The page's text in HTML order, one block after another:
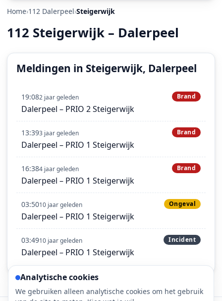
Home 112 Dalerpeel Steigerwijk
112 Steigerwijk – Dalerpeel
Meldingen in Steigerwijk, Dalerpeel
19:082 jaar geleden Brand
Dalerpeel – PRIO 2 Steigerwijk
13:393 jaar geleden Brand
Dalerpeel – PRIO 1 Steigerwijk
16:384 jaar geleden Brand
Dalerpeel – PRIO 1 Steigerwijk
03:5010 jaar geleden Ongeval
Dalerpeel – PRIO 1 Steigerwijk
03:4910 jaar geleden Incident
Dalerpeel – PRIO 1 Steigerwijk
Analytische cookies
We gebruiken alleen analytische cookies om het gebruik